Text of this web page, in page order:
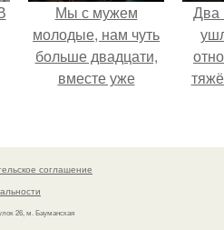
Мы с мужем
молодые, нам чуть
больше двадцати,
вместе уже
- сыну всего год.
Два
соглашение
26, м. Бауманская